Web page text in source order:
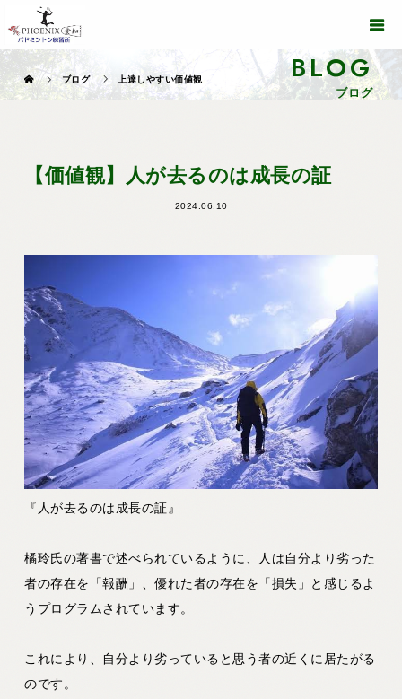
BLOG
ブログ
ブログ 上達しやすい価値観
【価値観】人が去るのは成長の証
2024.06.10
『人が去るのは成長の証』
橘玲氏の著書で述べられているように、人は自分より劣った
者の存在を「報酬」、優れた者の存在を「損失」と感じるよ
うプログラムされています。
これにより、自分より劣っていると思う者の近くに居たがる
のです。